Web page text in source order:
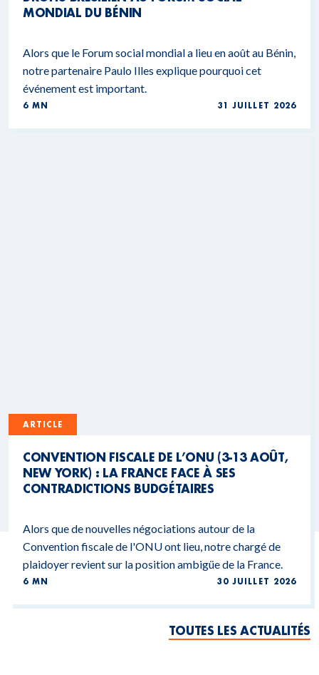
MONDIAL DU BÉNIN
Alors que le Forum social mondial a lieu en août au Bénin,
notre partenaire Paulo Illes explique pourquoi cet
événement est important.
6 MN 31 JUILLET 2026
ARTICLE
CONVENTION FISCALE DE L’ONU (3-13 AOÛT,
NEW YORK) : LA FRANCE FACE À SES
CONTRADICTIONS BUDGÉTAIRES
Alors que de nouvelles négociations autour de la
Convention fiscale de l'ONU ont lieu, notre chargé de
plaidoyer revient sur la position ambigüe de la France.
6 MN 30 JUILLET 2026
TOUTES LES ACTUALITÉS